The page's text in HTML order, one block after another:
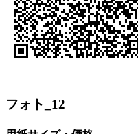
フォト_12